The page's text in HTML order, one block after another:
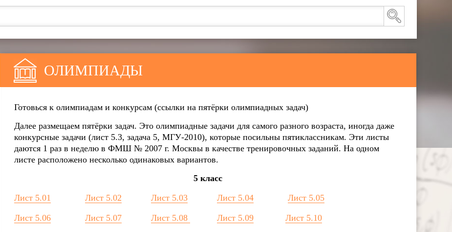
ОЛИМПИАДЫ
Готовься к олимпиадам и конкурсам (ссылки на пятёрки олимпиадных задач)
Далее размещаем пятёрки задач. Это олимпиадные задачи для самого разного возраста, иногда даже
конкурсные задачи (лист 5.3, задача 5, МГУ-2010), которые посильны пятиклассникам. Эти листы
даются 1 раз в неделю в ФМШ № 2007 г. Москвы в качестве тренировочных заданий. На одном
листе расположено несколько одинаковых вариантов.
5 класс
Лист 5.01
Лист 5.02 Лист 5.03 Лист 5.04 Лист 5.05
Лист 5.06 Лист 5.07 Лист 5.08 Лист 5.09 Лист 5.10